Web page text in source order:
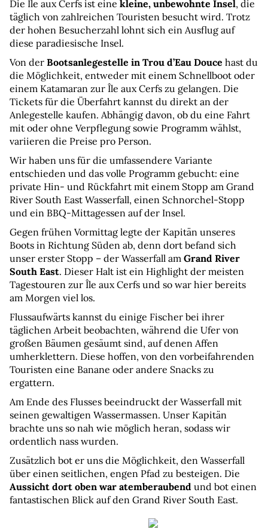
Die Île aux Cerfs ist eine kleine, unbewohnte Insel, die
täglich von zahlreichen Touristen besucht wird. Trotz
der hohen Besucherzahl lohnt sich ein Ausflug auf
diese paradiesische Insel.
Von der Bootsanlegestelle in Trou d’Eau Douce hast du
die Möglichkeit, entweder mit einem Schnellboot oder
einem Katamaran zur Île aux Cerfs zu gelangen. Die
Tickets für die Überfahrt kannst du direkt an der
Anlegestelle kaufen. Abhängig davon, ob du eine Fahrt
mit oder ohne Verpflegung sowie Programm wählst,
variieren die Preise pro Person.
Wir haben uns für die umfassendere Variante
entschieden und das volle Programm gebucht: eine
private Hin- und Rückfahrt mit einem Stopp am Grand
River South East Wasserfall, einen Schnorchel-Stopp
und ein BBQ-Mittagessen auf der Insel.
Gegen frühen Vormittag legte der Kapitän unseres
Boots in Richtung Süden ab, denn dort befand sich
unser erster Stopp – der Wasserfall am Grand River
South East. Dieser Halt ist ein Highlight der meisten
Tagestouren zur Île aux Cerfs und so war hier bereits
am Morgen viel los.
Flussaufwärts kannst du einige Fischer bei ihrer
täglichen Arbeit beobachten, während die Ufer von
großen Bäumen gesäumt sind, auf denen Affen
umherklettern. Diese hoffen, von den vorbeifahrenden
Touristen eine Banane oder andere Snacks zu
ergattern.
Am Ende des Flusses beeindruckt der Wasserfall mit
seinen gewaltigen Wassermassen. Unser Kapitän
brachte uns so nah wie möglich heran, sodass wir
ordentlich nass wurden.
Zusätzlich bot er uns die Möglichkeit, den Wasserfall
Aussicht dort oben war atemberaubend und bot einen
fantastischen Blick auf den Grand River South East.